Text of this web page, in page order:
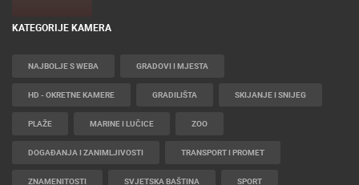
KATEGORIJE KAMERA
NAJBOLJE S WEBA GRADOVI I MJESTA
HD - OKRETNE KAMERE GRADILIŠTA SKIJANJE I SNIJEG
PLAŽE MARINE I LUČICE ZOO
DOGAĐANJA I ZANIMLJIVOSTI TRANSPORT I PROMET
ZNAMENITOSTI SVJETSKA BAŠTINA SPORT